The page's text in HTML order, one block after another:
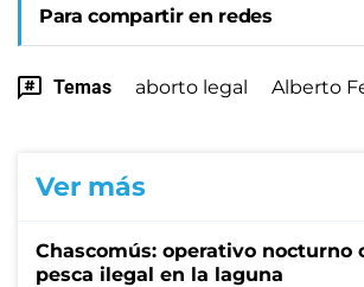
Para compartir en redes
Temas aborto legal Alberto
Ver más
Chascomús: operativo nocturno
pesca ilegal en la laguna